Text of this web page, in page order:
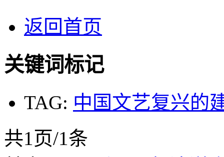
返回首页
关键词标记
TAG: 中国文艺复兴的
共1页/1条